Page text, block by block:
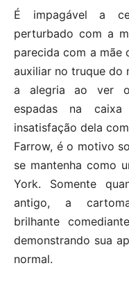
É impagável a
perturbado com a
parecida com a mãe
auxiliar no truque do
a alegria ao ver o
espadas na
insatisfação dela
Farrow, é o motivo
se mantenha como
York. Somente
antigo, a
brilhante
demonstrando sua
normal.